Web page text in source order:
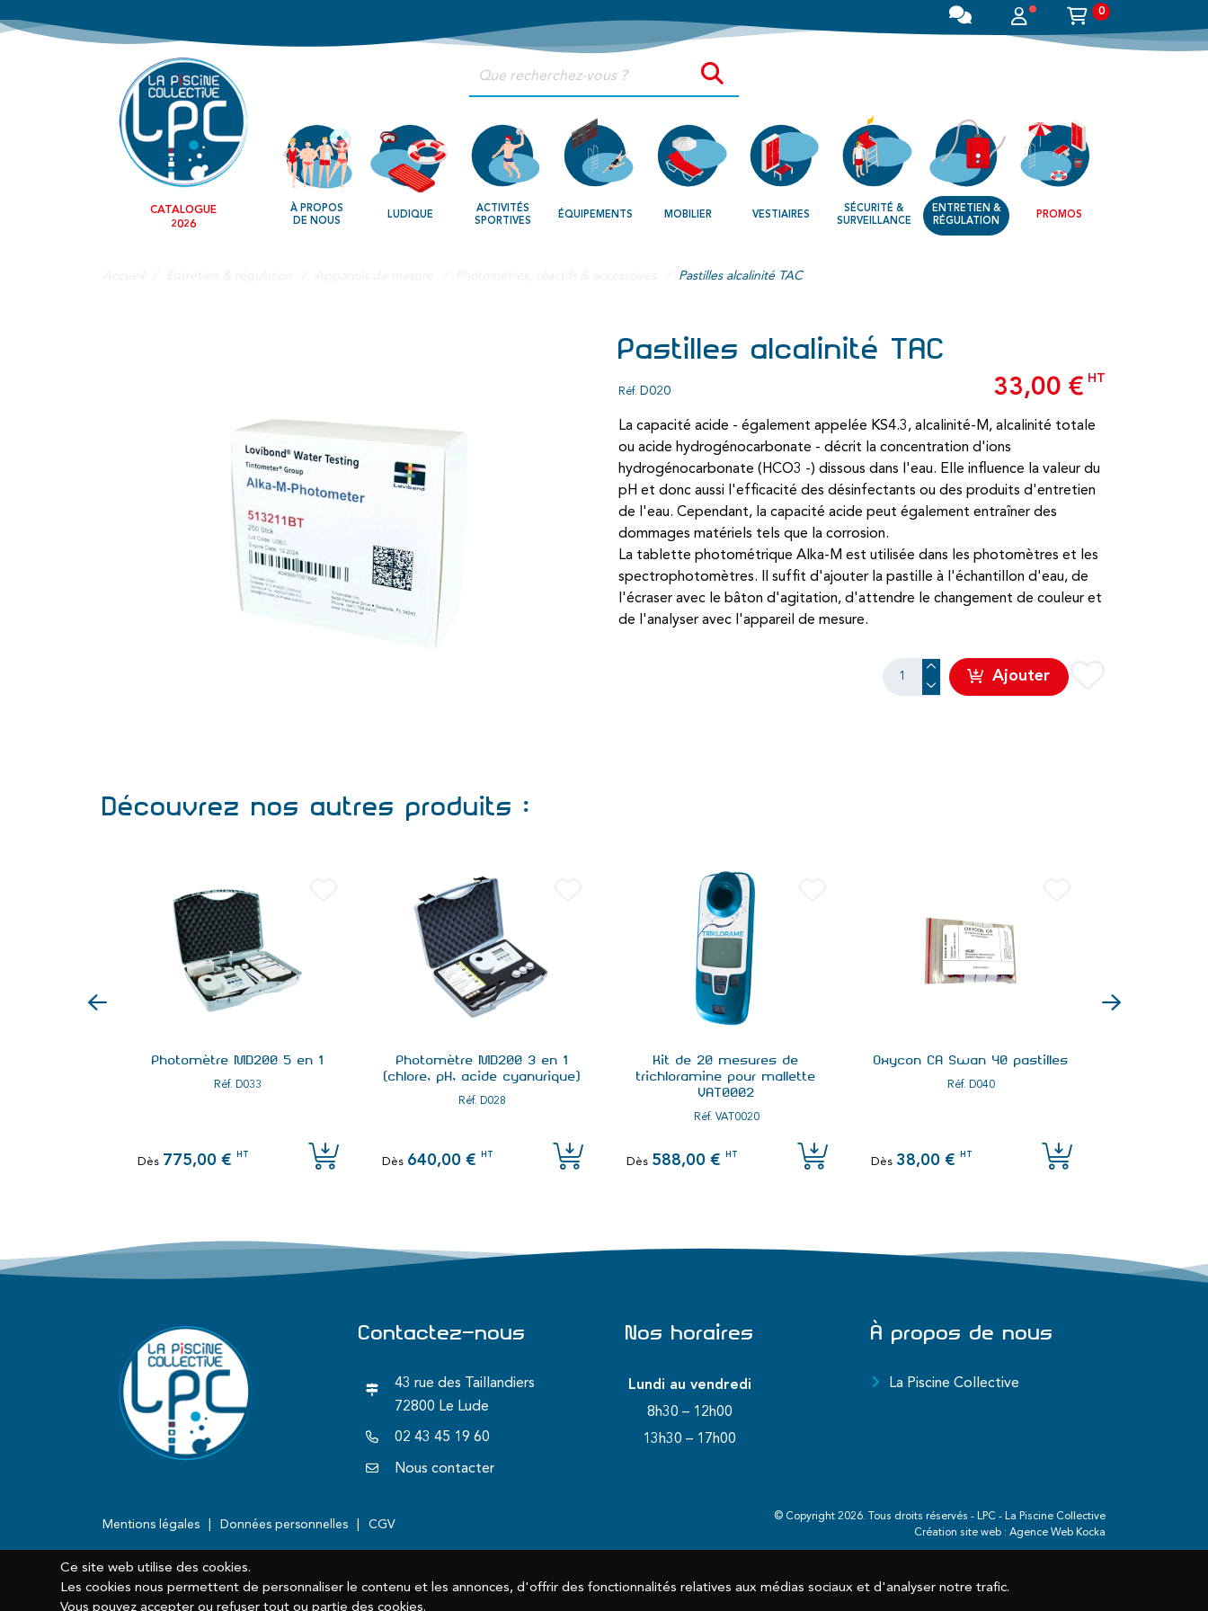
0
CATALOGUE
2026
À PROPOS
DE NOUS
LUDIQUE
ACTIVITÉS
SPORTIVES
ÉQUIPEMENTS MOBILIER VESTIAIRES
SÉCURITÉ &
SURVEILLANCE
ENTRETIEN &
RÉGULATION
PROMOS
Pastilles alcalinité TAC
Pastilles alcalinité TAC
Réf. D020 33,00 € HT
La capacité acide - également appelée KS4.3, alcalinité-M, alcalinité totale
ou acide hydrogénocarbonate - décrit la concentration d'ions
hydrogénocarbonate (HCO3 -) dissous dans l'eau. Elle influence la valeur du
pH et donc aussi l'efficacité des désinfectants ou des produits d'entretien
de l'eau. Cependant, la capacité acide peut également entraîner des
dommages matériels tels que la corrosion.
La tablette photométrique Alka-M est utilisée dans les photomètres et les
spectrophotomètres. Il suffit d'ajouter la pastille à l'échantillon d'eau, de
l'écraser avec le bâton d'agitation, d'attendre le changement de couleur et
de l'analyser avec l'appareil de mesure.
Ajouter
Découvrez nos autres produits :
Photomètre MD200 5 en 1
Réf. D033
Dès 775,00 € HT
Photomètre MD200 3 en 1
(chlore, pH, acide cyanurique)
Réf. D028
Dès 640,00 € HT
Kit de 20 mesures de
trichloramine pour mallette
VAT0002
Réf. VAT0020
Dès 588,00 € HT
Oxycon CA Swan 40 pastilles
Réf. D040
Dès 38,00 € HT
Contactez-nous
43 rue des Taillandiers
72800 Le Lude
02 43 45 19 60
Nous contacter
Nos horaires
Lundi au vendredi
8h30 – 12h00
13h30 – 17h00
À propos de nous
La Piscine Collective
Mentions légales Données personnelles CGV
© Copyright 2026. Tous droits réservés - LPC - La Piscine Collective
Création site web : Agence Web Kocka
Ce site web utilise des cookies.
Les cookies nous permettent de personnaliser le contenu et les annonces, d'offrir des fonctionnalités relatives aux médias sociaux et d'analyser notre trafic.
Vous pouvez accepter ou refuser tout ou partie des cookies.